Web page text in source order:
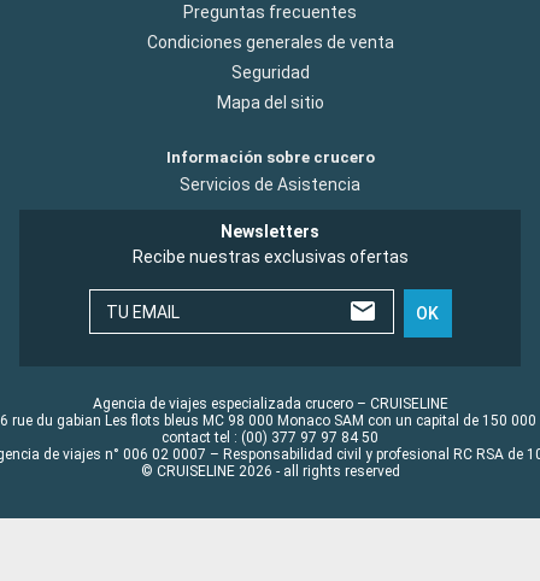
Preguntas frecuentes
Condiciones generales de venta
Seguridad
Mapa del sitio
Información sobre crucero
Servicios de Asistencia
Newsletters
Recibe nuestras exclusivas ofertas
TU EMAIL OK
Agencia de viajes especializada crucero – CRUISELINE
rue du gabian Les flots bleus MC 98 000 Monaco SAM con un capital de 150 000
contact tel : (00) 377 97 97 84 50
de viajes n° 006 02 0007 – Responsabilidad civil y profesional RC RSA de
© CRUISELINE 2026 - all rights reserved